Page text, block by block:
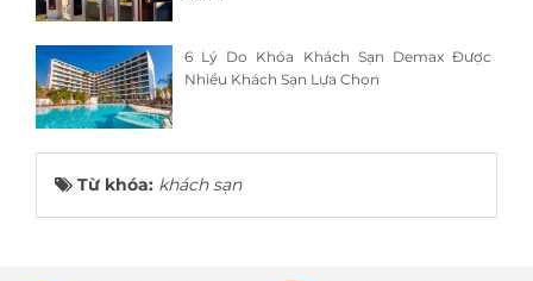
6 Lý Do Khóa Khách Sạn Demax Được
Nhiều Khách Sạn Lựa Chọn
Từ khóa: khách sạn